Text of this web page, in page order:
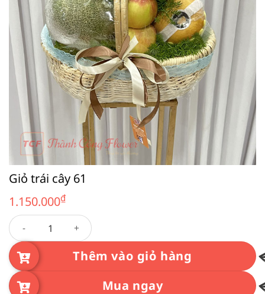
Giỏ trái cây 61
1.150.000₫
Giỏ trái cây 61 số lượng
Thêm vào giỏ hàng
Mua ngay